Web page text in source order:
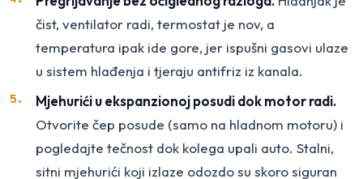
čist, ventilator radi, termostat je nov, a
temperatura ipak ide gore, jer ispušni gasovi ulaze
u sistem hlađenja i tjeraju antifriz iz kanala.
Mjehurići u ekspanzionoj posudi dok motor radi.
Otvorite čep posude (samo na hladnom motoru) i
pogledajte tečnost dok kolega upali auto. Stalni,
sitni mjehurići koji izlaze odozdo su skoro siguran